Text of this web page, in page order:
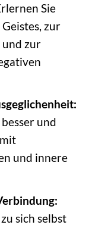
Sie
zur
zur
und
und innere
sich selbst